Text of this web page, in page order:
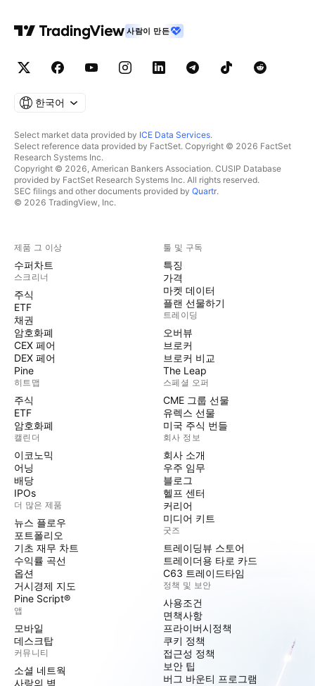
사람이 만든
한국어
Select market data provided by ICE Data Services.
Select reference data provided by FactSet. Copyright © 2026 FactSet
Research Systems Inc.
Copyright © 2026, American Bankers Association. CUSIP Database
provided by FactSet Research Systems Inc. All rights reserved.
SEC filings and other documents provided by Quartr.
© 2026 TradingView, Inc.
제품 그 이상
수퍼차트
스크리너
주식
ETF
채권
암호화폐
CEX 페어
DEX 페어
Pine
히트맵
주식
ETF
암호화폐
캘린더
이코노믹
어닝
배당
IPOs
더 많은 제품
뉴스 플로우
포트폴리오
기초 재무 차트
수익률 곡선
옵션
거시경제 지도
Pine Script®
앱
모바일
데스크탑
커뮤니티
소셜 네트웍
사랑의 벽
툴 및 구독
특징
가격
마켓 데이터
플랜 선물하기
트레이딩
오버뷰
브로커
브로커 비교
The Leap
스페셜 오퍼
CME 그룹 선물
유렉스 선물
미국 주식 번들
회사 정보
회사 소개
우주 임무
블로그
헬프 센터
커리어
미디어 키트
굿즈
트레이딩뷰 스토어
트레이더용 타로 카드
C63 트레이드타임
정책 및 보안
사용조건
면책사항
프라이버시정책
쿠키 정책
접근성 정책
보안 팁
버그 바운티 프로그램